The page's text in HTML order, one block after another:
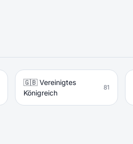
🇬🇧 Vereinigtes
Königreich
81